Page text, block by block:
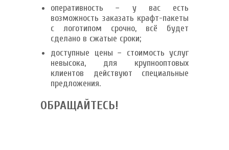
оперативность − у вас есть
возможность заказать крафт-пакеты
с логотипом срочно, всё будет
сделано в сжатые сроки;
доступные цены − стоимость услуг
невысока, для крупнооптовых
клиентов действуют специальные
предложения.
ОБРАЩАЙТЕСЬ!